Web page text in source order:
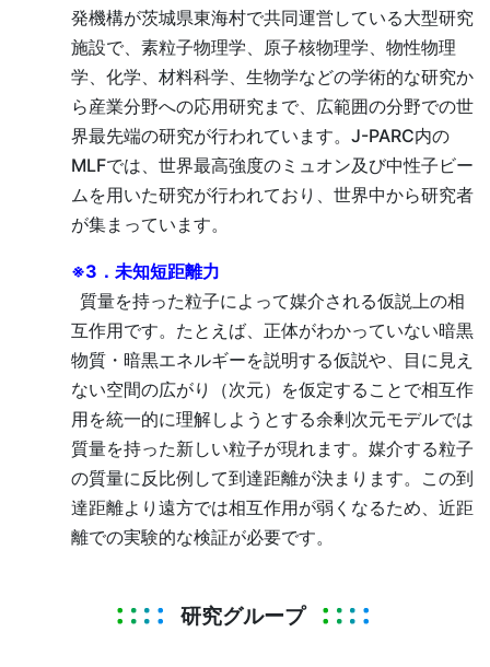
発機構が茨城県東海村で共同運営している大型研究
施設で、素粒子物理学、原子核物理学、物性物理
学、化学、材料科学、生物学などの学術的な研究か
ら産業分野への応用研究まで、広範囲の分野での世
界最先端の研究が行われています。J-PARC内の
MLFでは、世界最高強度のミュオン及び中性子ビー
ムを用いた研究が行われており、世界中から研究者
が集まっています。
※3．未知短距離力
質量を持った粒子によって媒介される仮説上の相
互作用です。たとえば、正体がわかっていない暗黒
物質・暗黒エネルギーを説明する仮説や、目に見え
ない空間の広がり（次元）を仮定することで相互作
用を統一的に理解しようとする余剰次元モデルでは
質量を持った新しい粒子が現れます。媒介する粒子
の質量に反比例して到達距離が決まります。この到
達距離より遠方では相互作用が弱くなるため、近距
離での実験的な検証が必要です。
研究グループ